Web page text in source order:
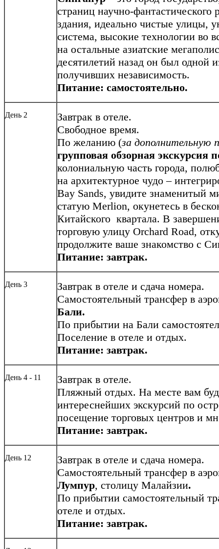
страниц научно-
здания, идеально чистые улицы,
система, высокие технологии во
на остальные азиатские
десятилетий назад он был одной
получивших независимость.
Питание: самостоятельно.
День 2
Завтрак в отеле.
Свободное время.
По желанию (за дополнительную
групповая обзорная экскурсия
колониальную часть города,
на архитектурное чудо –
Bay Sands, увидите знаменитый
статую Merlion, окунетесь в
Китайского квартала. В
торговую улицу Orchard Road,
продолжите ваше знакомство с
Питание: завтрак.
День 3
Завтрак в отеле и сдача номера.
Самостоятельный трансфер в
Бали.
По прибытии на Бали
Поселение в отеле и отдых.
Питание: завтрак.
День 4 - 11
Завтрак в отеле.
Пляжный отдых. На месте вам
интереснейших экскурсий по
посещение торговых центров и
Питание: завтрак.
День 12
Завтрак в отеле и сдача номера.
Самостоятельный трансфер в
Лумпур, столицу Малайзии.
По прибытии самостоятельный
отеле и отдых.
Питание: завтрак.